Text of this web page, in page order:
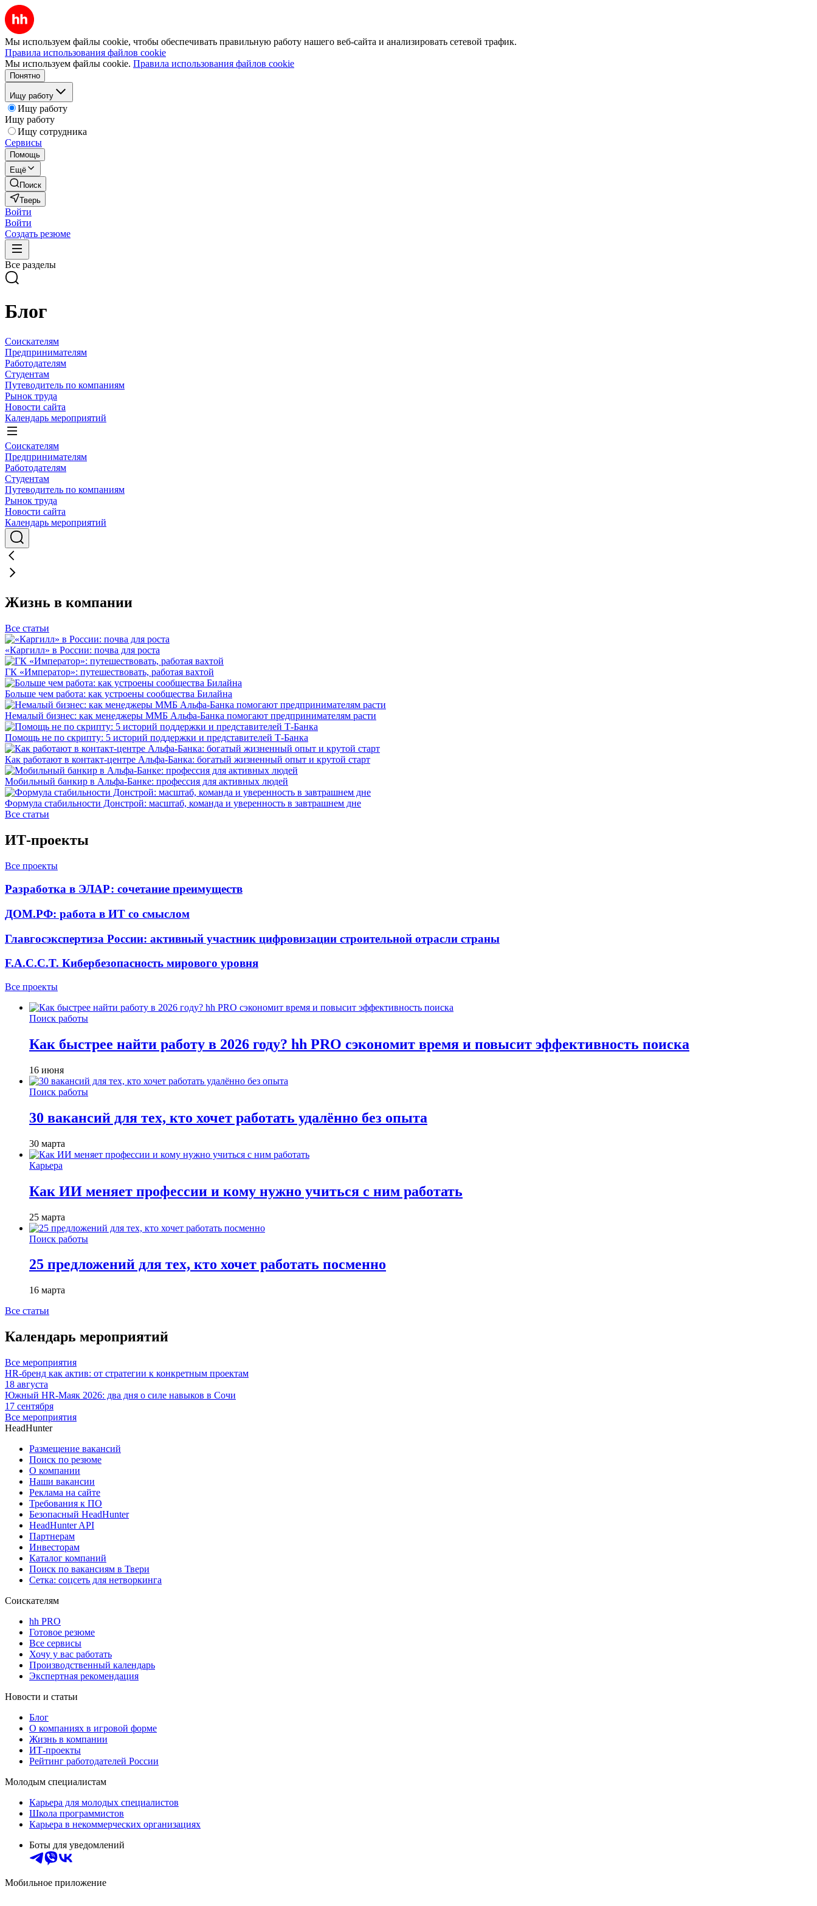
Мы используем файлы cookie, чтобы обеспечивать правильную работу нашего веб-сайта и анализировать сетевой трафик.
Правила использования файлов cookie
Мы используем файлы cookie. Правила использования файлов cookie
Понятно
Ищу работу
Ищу работу
Ищу работу
Ищу сотрудника
Сервисы
Помощь
Ещё
Поиск
Тверь
Войти
Войти
Создать резюме
Все разделы
Блог
Соискателям
Предпринимателям
Работодателям
Студентам
Путеводитель по компаниям
Рынок труда
Новости сайта
Календарь мероприятий
Соискателям
Предпринимателям
Работодателям
Студентам
Путеводитель по компаниям
Рынок труда
Новости сайта
Календарь мероприятий
Жизнь в компании
Все статьи
«Каргилл» в России: почва для роста
ГК «Император»: путешествовать, работая вахтой
Больше чем работа: как устроены сообщества Билайна
Немалый бизнес: как менеджеры ММБ Альфа-Банка помогают предпринимателям расти
Помощь не по скрипту: 5 историй поддержки и представителей Т-Банка
Как работают в контакт-центре Альфа-Банка: богатый жизненный опыт и крутой старт
Мобильный банкир в Альфа-Банке: профессия для активных людей
Формула стабильности Донстрой: масштаб, команда и уверенность в завтрашнем дне
Все статьи
ИТ-проекты
Все проекты
Разработка в ЭЛАР: сочетание преимуществ
ДОМ.РФ: работа в ИТ со смыслом
Главгосэкспертиза России: активный участник цифровизации строительной отрасли страны
F.A.C.C.T. Кибербезопасность мирового уровня
Все проекты
Поиск работы
Как быстрее найти работу в 2026 году? hh PRO сэкономит время и повысит эффективность поиска
16 июня
Поиск работы
30 вакансий для тех, кто хочет работать удалённо без опыта
30 марта
Карьера
Как ИИ меняет профессии и кому нужно учиться с ним работать
25 марта
Поиск работы
25 предложений для тех, кто хочет работать посменно
16 марта
Все статьи
Календарь мероприятий
Все мероприятия
HR-бренд как актив: от стратегии к конкретным проектам
18 августа
Южный HR-Маяк 2026: два дня о силе навыков в Сочи
17 сентября
Все мероприятия
HeadHunter
Размещение вакансий
Поиск по резюме
О компании
Наши вакансии
Реклама на сайте
Требования к ПО
Безопасный HeadHunter
HeadHunter API
Партнерам
Инвесторам
Каталог компаний
Поиск по вакансиям в Твери
Сетка: соцсеть для нетворкинга
Соискателям
hh PRO
Готовое резюме
Все сервисы
Хочу у вас работать
Производственный календарь
Экспертная рекомендация
Новости и статьи
Блог
О компаниях в игровой форме
Жизнь в компании
ИТ-проекты
Рейтинг работодателей России
Молодым специалистам
Карьера для молодых специалистов
Школа программистов
Карьера в некоммерческих организациях
Боты для уведомлений
Мобильное приложение